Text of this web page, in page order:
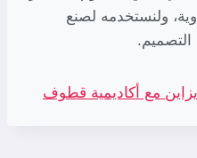
ولنستخدمه لصنع
مع أكاديمية قطوف